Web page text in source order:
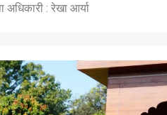
: रेखा आर्या